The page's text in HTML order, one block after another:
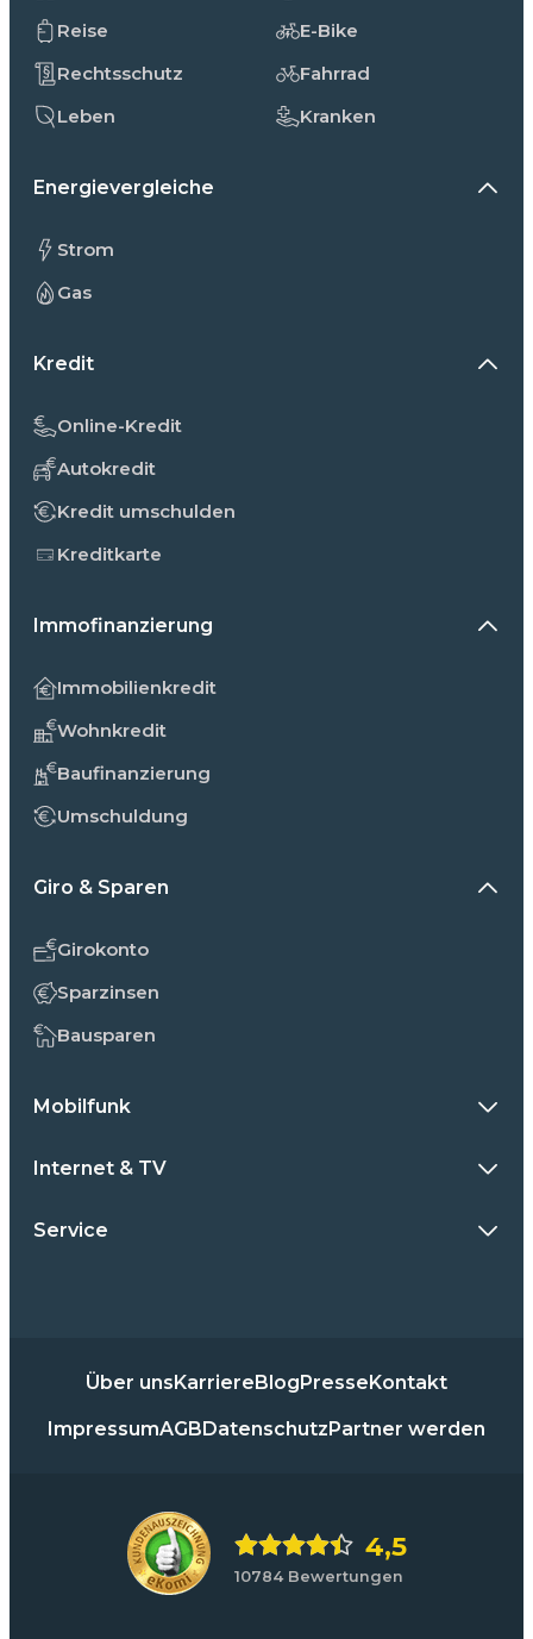
Reise
Rechtsschutz
Leben
E-Bike
Fahrrad
Kranken
Energievergleiche
Strom
Gas
Kredit
Online-Kredit
Autokredit
Kredit umschulden
Kreditkarte
Immofinanzierung
Immobilienkredit
Wohnkredit
Baufinanzierung
Umschuldung
Giro & Sparen
Girokonto
Sparzinsen
Bausparen
Mobilfunk
Internet & TV
Service
Über unsKarriereBlogPresseKontakt
ImpressumAGBDatenschutzPartner werden
4,5
10784 Bewertungen